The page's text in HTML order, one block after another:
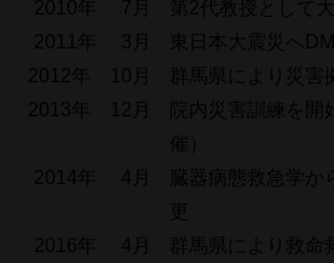
2010年 7月
第2代教授として
2011年 3月
東日本大震災へ
2012年 10月
群馬県により災害
2013年 12月
院内災害訓練を開
催）
2014年 4月
臓器病態救急学か
更
2016年 4月
群馬県により救命